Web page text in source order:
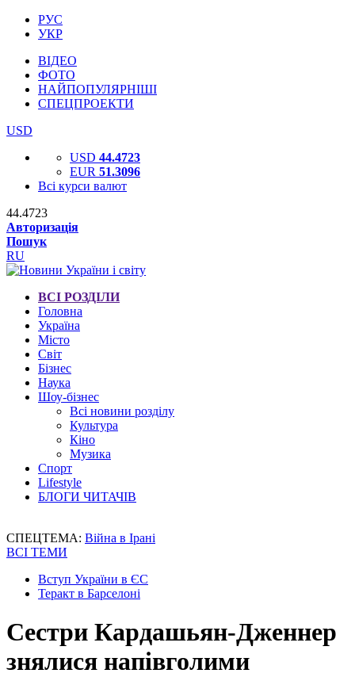
РУС
УКР
ВІДЕО
ФОТО
НАЙПОПУЛЯРНІШІ
СПЕЦПРОЕКТИ
USD
USD 44.4723
EUR 51.3096
Всі курси валют
44.4723
Авторизація
Пошук
RU
ВСІ РОЗДІЛИ
Головна
Україна
Місто
Світ
Бізнес
Наука
Шоу-бізнес
Всі новини розділу
Культура
Кіно
Музика
Спорт
Lifestyle
БЛОГИ ЧИТАЧІВ
СПЕЦТЕМА: Війна в Ірані
ВСІ ТЕМИ
Вступ України в ЄС
Теракт в Барселоні
Сестри Кардашьян-Дженнер
знялися напівголими